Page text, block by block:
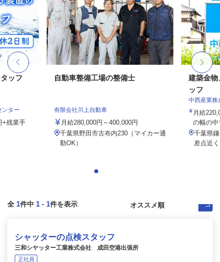
ッフ
ター
+残業手
自動車整備工場の整備士
有限会社川上自動車
月給280,000円～400,000円
千葉県野田市古布内230（マイカー通
勤OK）
建築金物
ッフ
中西産業株
月給
の幅の
千葉県
差点近
全 1件中 1 - 1件を表示
シャッターの点検スタッフ
三和シヤッター工業株式会社 成田空港出張所
正社員